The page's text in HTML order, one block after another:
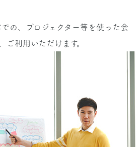
の、プロジェクター等を使った会
ご利用いただけます。